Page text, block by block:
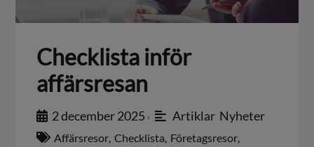
Checklista inför
affärsresan
2 december 2025 • Artiklar, Nyheter
Affärsresor, Checklista, Företagsresor,